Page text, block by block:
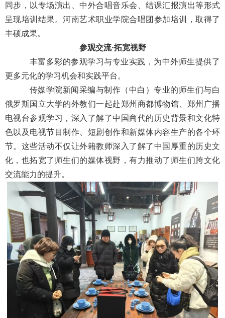
同步，以专场演出、中外合唱音乐会、结课汇报演出等形式
呈现培训结果。河南艺术职业学院合唱团参加培训，取得了
丰硕成果。
参观交流·拓宽视野
丰富多彩的参观学习与专业实践，为中外师生提供了
更多元化的学习机会和实践平台。
传媒学院新闻采编与制作（中白）专业的师生们与白
俄罗斯国立大学的外教们一起赴郑州商都博物馆、郑州广播
电视台参观学习，深入了解了中国商代的历史背景和文化特
色以及电视节目制作、短剧创作和新媒体内容生产的各个环
节。这些活动不仅让外籍教师深入了解了中国厚重的历史文
化，也拓宽了师生们的媒体视野，有力推动了师生们跨文化
交流能力的提升。